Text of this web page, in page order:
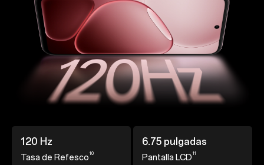
120 Hz
Tasa de Refesco 10
6.75 pulgadas
Pantalla LCD 11